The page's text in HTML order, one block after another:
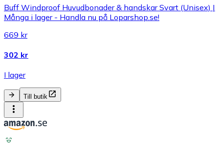
Buff Windproof Huvudbonader & handskar Svart (Unisex) |
Många i lager - Handla nu på Loparshop.se!
669 kr
302 kr
I lager
Till butik